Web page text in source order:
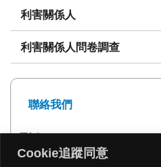
Cookie追蹤同意
利害關係人
利害關係人問卷調查
聯絡我們
電話: 02-27239999
傳真: 02-27293399